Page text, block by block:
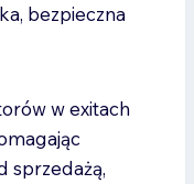
bezpieczna
w exitach
sprzedażą,